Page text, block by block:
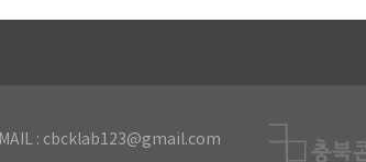
: cbcklab123@gmail.com